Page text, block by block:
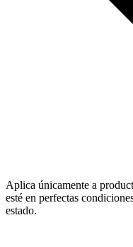
Aplica únicamente a
esté en perfectas
estado.